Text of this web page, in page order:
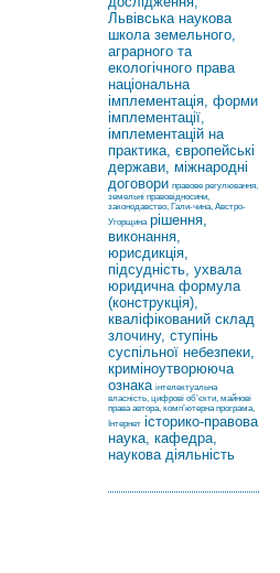
Львівська наукова
школа земельного,
аграрного та
екологічного права
національна
імплементація, форми
імплементації,
імплементацій на
практика, європейські
держави, міжнародні
договори правове регулювання,
земельні правовідносини,
законодавство, Гали-чина, Австро-
Угорщина рішення,
виконання,
юрисдикція,
підсудність, ухвала
юридична формула
(конструкція),
кваліфікований склад
злочину, ступінь
суспільної небезпеки,
криміноутворююча
ознака інтелектуальна
власність, цифрові об’єкти, майнові
права автора, комп’ютерна програма,
Інтернет історико-правова
наука, кафедра,
наукова діяльність